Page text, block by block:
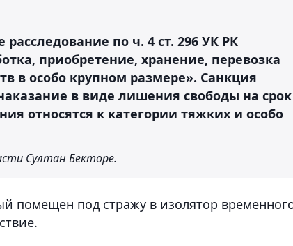
по ч. 4 ст. 296 УК РК
приобретение, хранение, перевозка
в особо крупном размере». Санкция
в виде лишения свободы на срок
относятся к категории тяжких и особо
Султан Бекторе.
помещен под стражу в изолятор